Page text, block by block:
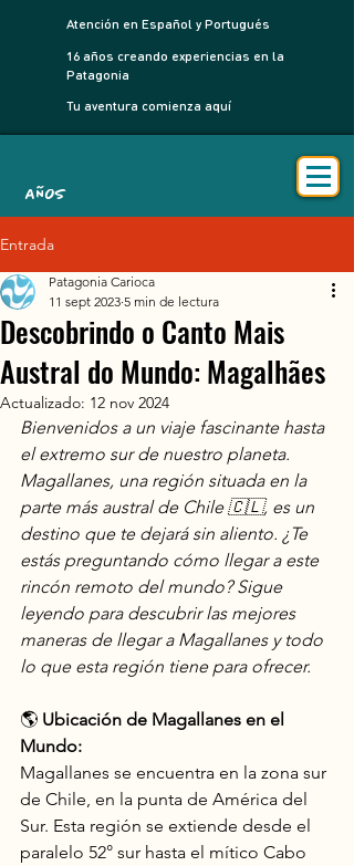
Atención en Español y Portugués
16 años creando experiencias en la
Patagonia
Tu aventura comienza aquí
AÑOS
Entrada
Descobrindo o Canto Mais
Austral do Mundo: Magalhães
Patagonia Carioca
11 sept 2023 5 min de lectura
Actualizado: 12 nov 2024
Bienvenidos a un viaje fascinante hasta
el extremo sur de nuestro planeta.
Magallanes, una región situada en la
parte más austral de Chile 🇨🇱, es un
destino que te dejará sin aliento. ¿Te
estás preguntando cómo llegar a este
rincón remoto del mundo? Sigue
leyendo para descubrir las mejores
maneras de llegar a Magallanes y todo
lo que esta región tiene para ofrecer.
🌎 Ubicación de Magallanes en el
Mundo:
Magallanes se encuentra en la zona sur
de Chile, en la punta de América del
Sur. Esta región se extiende desde el
paralelo 52° sur hasta el mítico Cabo